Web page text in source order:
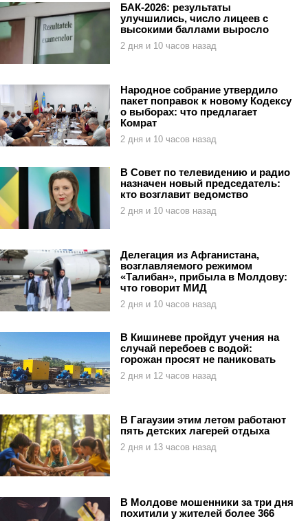
БАК-2026: результаты
улучшились, число лицеев с
высокими баллами выросло
2 дня и 10 часов назад
Народное собрание утвердило
пакет поправок к новому Кодексу
о выборах: что предлагает
Комрат
2 дня и 10 часов назад
В Совет по телевидению и радио
назначен новый председатель:
кто возглавит ведомство
2 дня и 10 часов назад
Делегация из Афганистана,
возглавляемого режимом
«Талибан», прибыла в Молдову:
что говорит МИД
2 дня и 10 часов назад
В Кишиневе пройдут учения на
случай перебоев с водой:
горожан просят не паниковать
2 дня и 12 часов назад
В Гагаузии этим летом работают
пять детских лагерей отдыха
2 дня и 13 часов назад
В Молдове мошенники за три дня
похитили у жителей более 366